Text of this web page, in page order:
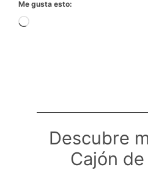
Me gusta esto:
Cargando...
Descubre
Cajón